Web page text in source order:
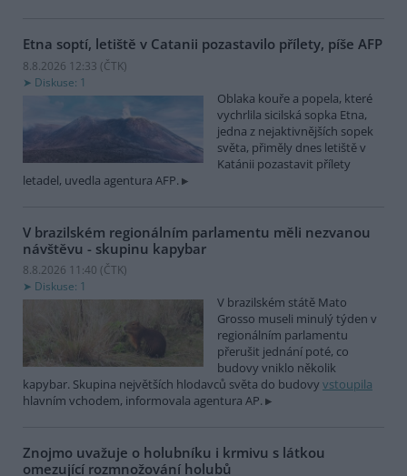
Etna soptí, letiště v Catanii pozastavilo přílety, píše AFP
8.8.2026 12:33 (ČTK)
Diskuse: 1
Oblaka kouře a popela, které
vychrlila sicilská sopka Etna,
jedna z nejaktivnějších sopek
světa, přiměly dnes letiště v
Katánii pozastavit přílety
letadel, uvedla agentura AFP.
V brazilském regionálním parlamentu měli nezvanou
návštěvu - skupinu kapybar
8.8.2026 11:40 (ČTK)
Diskuse: 1
V brazilském státě Mato
Grosso museli minulý týden v
regionálním parlamentu
přerušit jednání poté, co
budovy vniklo několik
kapybar. Skupina největších hlodavců světa do budovy vstoupila
hlavním vchodem, informovala agentura AP.
Znojmo uvažuje o holubníku i krmivu s látkou
omezující rozmnožování holubů